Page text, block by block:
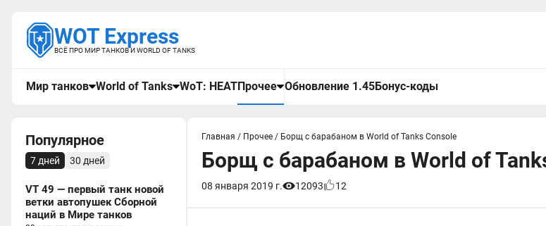
WOT Express
ВСЁ ПРО МИР ТАНКОВ И WORLD OF TANKS
Мир танков World of Tanks WoT: HEATПрочее Обновление 1.45Бонус-коды
Популярное
7 дней 30 дней
VT 49 — первый танк новой
ветки автопушек Сборной
наций в Мире танков
Главная / Прочее / Борщ с барабаном в World of Tanks Console
Борщ с барабаном в World of
08 января 2019 г. 12093 12